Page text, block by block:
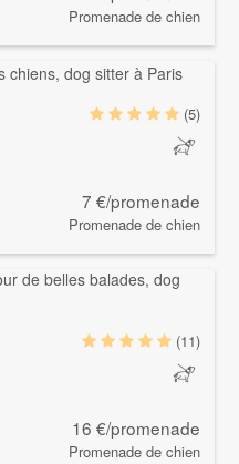
Promenade de chien
(5)
7 €/promenade
Promenade de chien
(11)
16 €/promenade
Promenade de chien